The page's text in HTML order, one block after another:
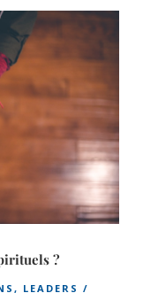
?
, LEADERS /